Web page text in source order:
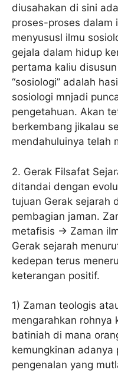
diusahakan di sini
proses-proses dalam
menyususl ilmu
gejala dalam hidup
pertama kaliu
“sosiologi” adalah
sosiologi mnjadi
pengetahuan. Akan
berkembang jikalau
mendahuluinya telah
2. Gerak Filsafat
ditandai dengan
tujuan Gerak sejarah
pembagian jaman.
metafisis -> Zaman
Gerak sejarah
kedepan terus
keterangan positif.
1) Zaman teologis
mengarahkan
batiniah di mana
kemungkinan adanya
pengenalan yang